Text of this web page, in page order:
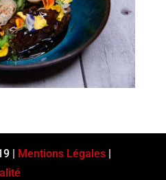
| Mentions Légales|